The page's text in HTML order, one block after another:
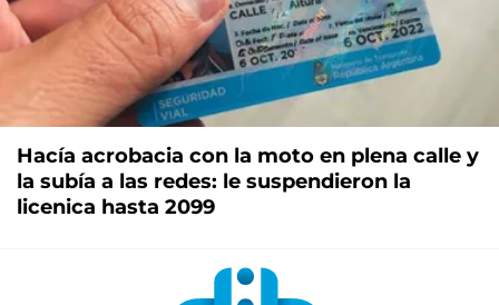
Hacía acrobacia con la moto en plena calle y
la subía a las redes: le suspendieron la
licenica hasta 2099